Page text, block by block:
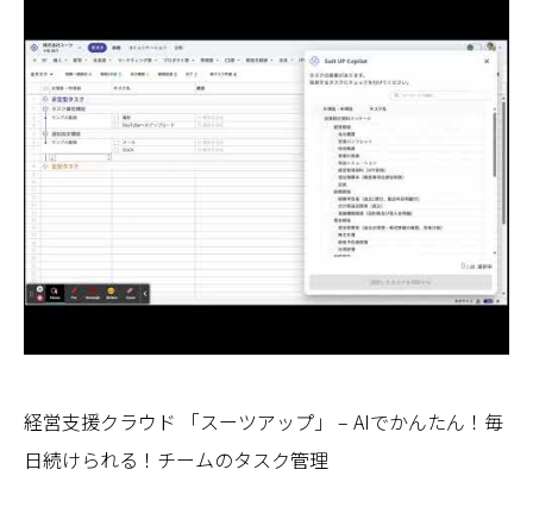
経営支援クラウド 「スーツアップ」 – AIでかんたん！毎
日続けられる！チームのタスク管理